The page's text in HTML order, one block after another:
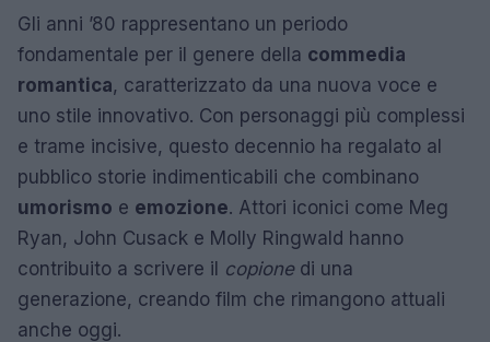
Gli anni ’80 rappresentano un periodo
fondamentale per il genere della commedia
romantica, caratterizzato da una nuova voce e
uno stile innovativo. Con personaggi più complessi
e trame incisive, questo decennio ha regalato al
pubblico storie indimenticabili che combinano
umorismo e emozione. Attori iconici come Meg
Ryan, John Cusack e Molly Ringwald hanno
contribuito a scrivere il copionedi una
generazione, creando film che rimangono attuali
anche oggi.